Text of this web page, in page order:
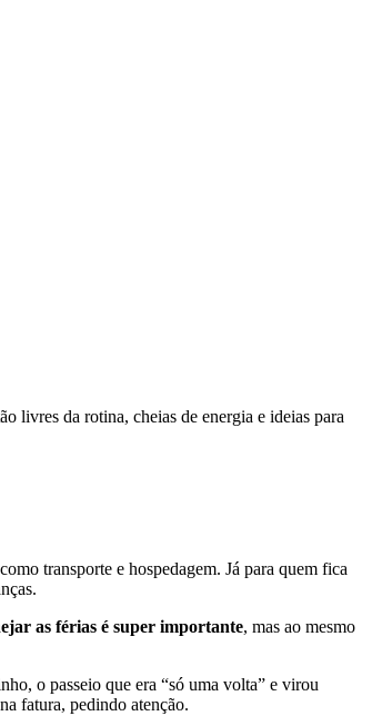
livres da rotina, cheias de energia e ideias para
transporte e hospedagem. Já para quem fica
as férias é super importante, mas ao mesmo
o passeio que era “só uma volta” e virou
fatura, pedindo atenção.